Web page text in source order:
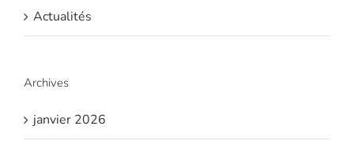
Actualités
Archives
janvier 2026